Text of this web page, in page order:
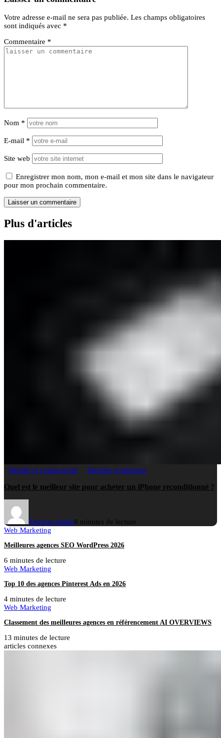
Votre adresse e-mail ne sera pas publiée. Les champs obligatoires
sont indiqués avec *
Commentaire *
Nom *
E-mail *
Site web
Enregistrer mon nom, mon e-mail et mon site dans le navigateur
pour mon prochain commentaire.
Plus d'articles
Mobile et connectivité Mobiles et tablettes
Quel est le meilleur site pour acheter un iPhone reconditionné ?
Thomas André8 minutes de lecture
Web Marketing
Meilleures agences SEO WordPress 2026
6 minutes de lecture
Web Marketing
Top 10 des agences Pinterest Ads en 2026
4 minutes de lecture
Web Marketing
Classement des meilleures agences en référencement AI OVERVIEWS
13 minutes de lecture
articles connexes